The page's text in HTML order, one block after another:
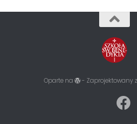
Oparte na - Zaprojektowany z